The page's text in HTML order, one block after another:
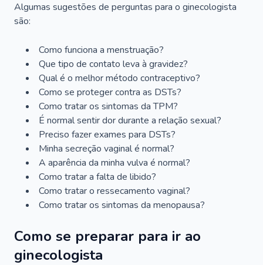
Algumas sugestões de perguntas para o ginecologista
são:
Como funciona a menstruação?
Que tipo de contato leva à gravidez?
Qual é o melhor método contraceptivo?
Como se proteger contra as DSTs?
Como tratar os sintomas da TPM?
É normal sentir dor durante a relação sexual?
Preciso fazer exames para DSTs?
Minha secreção vaginal é normal?
A aparência da minha vulva é normal?
Como tratar a falta de libido?
Como tratar o ressecamento vaginal?
Como tratar os sintomas da menopausa?
Como se preparar para ir ao
ginecologista